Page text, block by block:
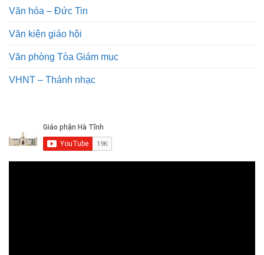
Văn hóa – Đức Tin
Văn kiện giáo hội
Văn phòng Tòa Giám mục
VHNT – Thánh nhạc